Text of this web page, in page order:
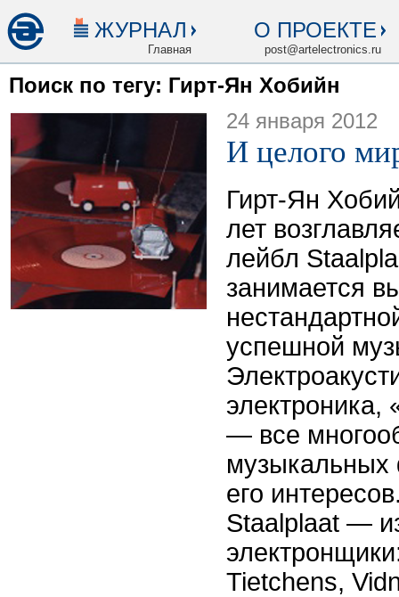
ЖУРНАЛ
Главная
О ПРОЕКТЕ
post@artelectronics.ru
Поиск по тегу: Гирт-Ян Хобийн
24 января 2012
И целого
Гирт-Ян
лет
лейбл
занимается
успешной
электроника,
— все
музыкальных
его
Staalplaat —
Tietchens,